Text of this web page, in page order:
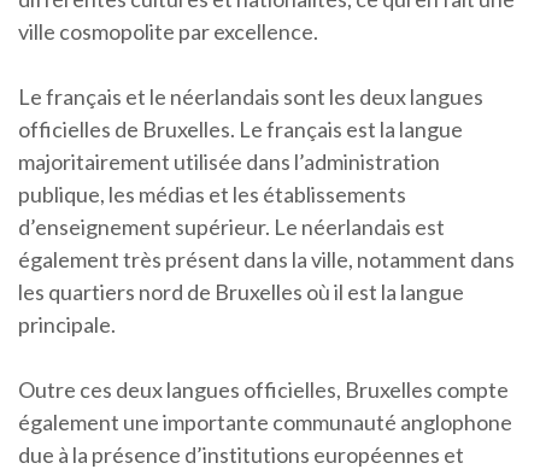
ville cosmopolite par excellence.
Le français et le néerlandais sont les deux langues
officielles de Bruxelles. Le français est la langue
majoritairement utilisée dans l’administration
publique, les médias et les établissements
d’enseignement supérieur. Le néerlandais est
également très présent dans la ville, notamment dans
les quartiers nord de Bruxelles où il est la langue
principale.
Outre ces deux langues officielles, Bruxelles compte
également une importante communauté anglophone
due à la présence d’institutions européennes et